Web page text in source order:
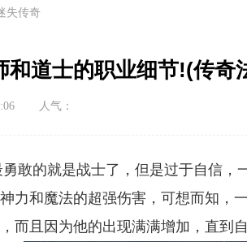
失传奇
和道士的职业细节!(传奇
人气：
的就是战士了，但是过于自信，
力和魔法的超强伤害，可想而知，
而且因为他的出现满满增加，直到